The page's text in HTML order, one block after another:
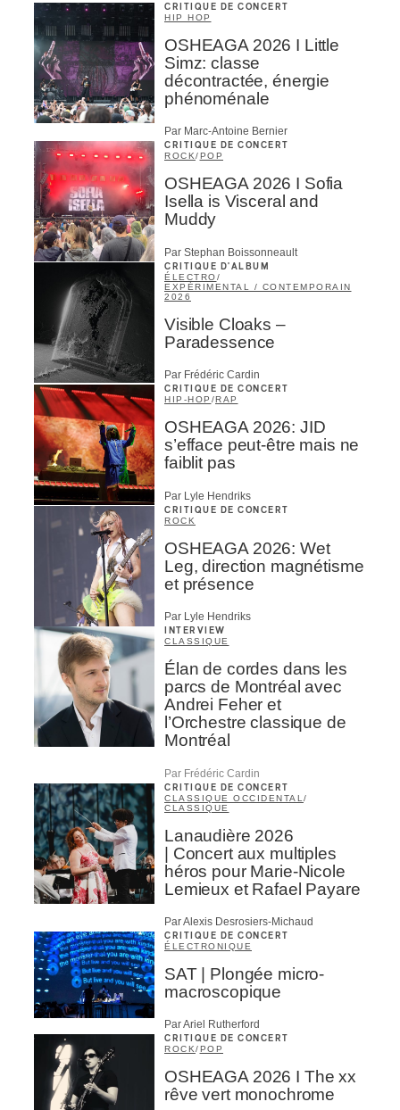
CRITIQUE DE CONCERT
HIP HOP
OSHEAGA 2026 I Little
Simz: classe
décontractée, énergie
phénoménale
Par Marc-Antoine Bernier
CRITIQUE DE CONCERT
ROCK/ POP
OSHEAGA 2026 I Sofia
Isella is Visceral and
Muddy
Par Stephan Boissonneault
CRITIQUE D'ALBUM
ÉLECTRO/
EXPÉRIMENTAL / CONTEMPORAIN
2026
Visible Cloaks –
Paradessence
Par Frédéric Cardin
CRITIQUE DE CONCERT
HIP-HOP /RAP
OSHEAGA 2026: JID
s’efface peut-être mais ne
faiblit pas
Par Lyle Hendriks
CRITIQUE DE CONCERT
ROCK
OSHEAGA 2026: Wet
Leg, direction magnétisme
et présence
Par Lyle Hendriks
INTERVIEW
CLASSIQUE
Élan de cordes dans les
parcs de Montréal avec
Andrei Feher et
l’Orchestre classique de
Montréal
Par Frédéric Cardin
CRITIQUE DE CONCERT
CLASSIQUE OCCIDENTAL /
CLASSIQUE
Lanaudière 2026
| Concert aux multiples
héros pour Marie-Nicole
Lemieux et Rafael Payare
Par Alexis Desrosiers-Michaud
CRITIQUE DE CONCERT
ÉLECTRONIQUE
SAT | Plongée micro-
macroscopique
Par Ariel Rutherford
CRITIQUE DE CONCERT
ROCK/ POP
OSHEAGA 2026 I The xx
rêve vert monochrome